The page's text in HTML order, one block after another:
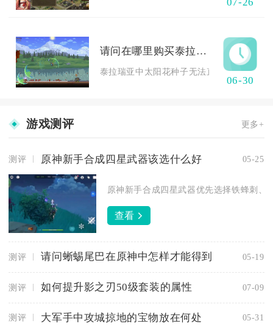
请问在哪里购买泰拉瑞亚太阳花种子比较容易
泰拉瑞亚中太阳花种子无法直接购买，最
06-30
游戏测评 更多+
测评 原神新手合成四星武器该选什么好 05-25
原神新手合成四星武器优先选择铁蜂刺、
查看
测评 请问蜥蜴尾巴在原神中怎样才能得到 05-19
测评 如何提升影之刃50级套装的属性 07-09
测评 大军手中攻城掠地的宝物放在何处 05-31